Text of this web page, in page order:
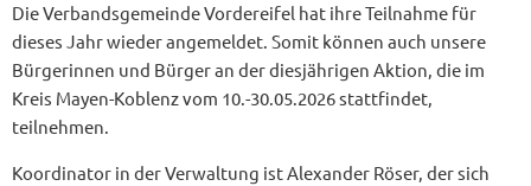
Die Verbandsgemeinde Vordereifel hat ihre Teilnahme für
dieses Jahr wieder angemeldet. Somit können auch unsere
Bürgerinnen und Bürger an der diesjährigen Aktion, die im
Kreis Mayen-Koblenz vom 10.-30.05.2026 stattfindet,
teilnehmen.
Koordinator in der Verwaltung ist Alexander Röser, der sich